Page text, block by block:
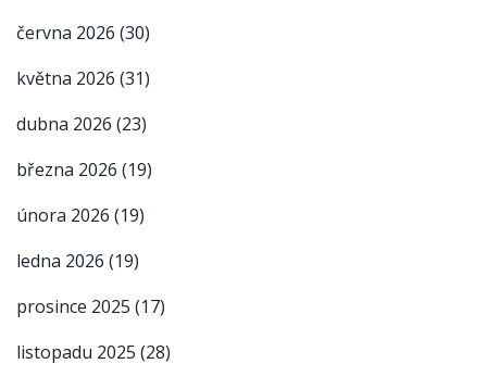
června 2026 (30)
května 2026 (31)
dubna 2026 (23)
března 2026 (19)
února 2026 (19)
ledna 2026 (19)
prosince 2025 (17)
listopadu 2025 (28)